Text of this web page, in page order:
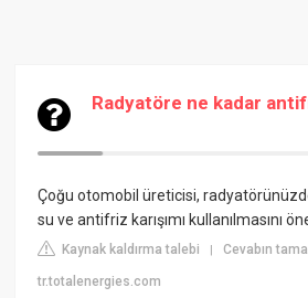
Radyatöre ne kadar
Çoğu otomobil üreticisi,
su ve antifriz karışımı kullanılmasını
Kaynak kaldırma talebi |Cevabın
tr.totalenergies.com